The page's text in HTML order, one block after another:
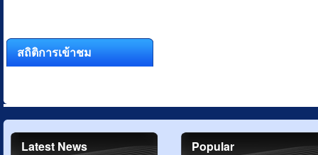
สถิติการเข้าชม
Latest News Popular